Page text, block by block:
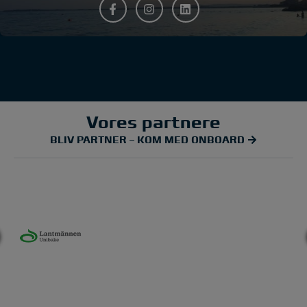
Vores partnere
BLIV PARTNER – KOM MED ONBOARD